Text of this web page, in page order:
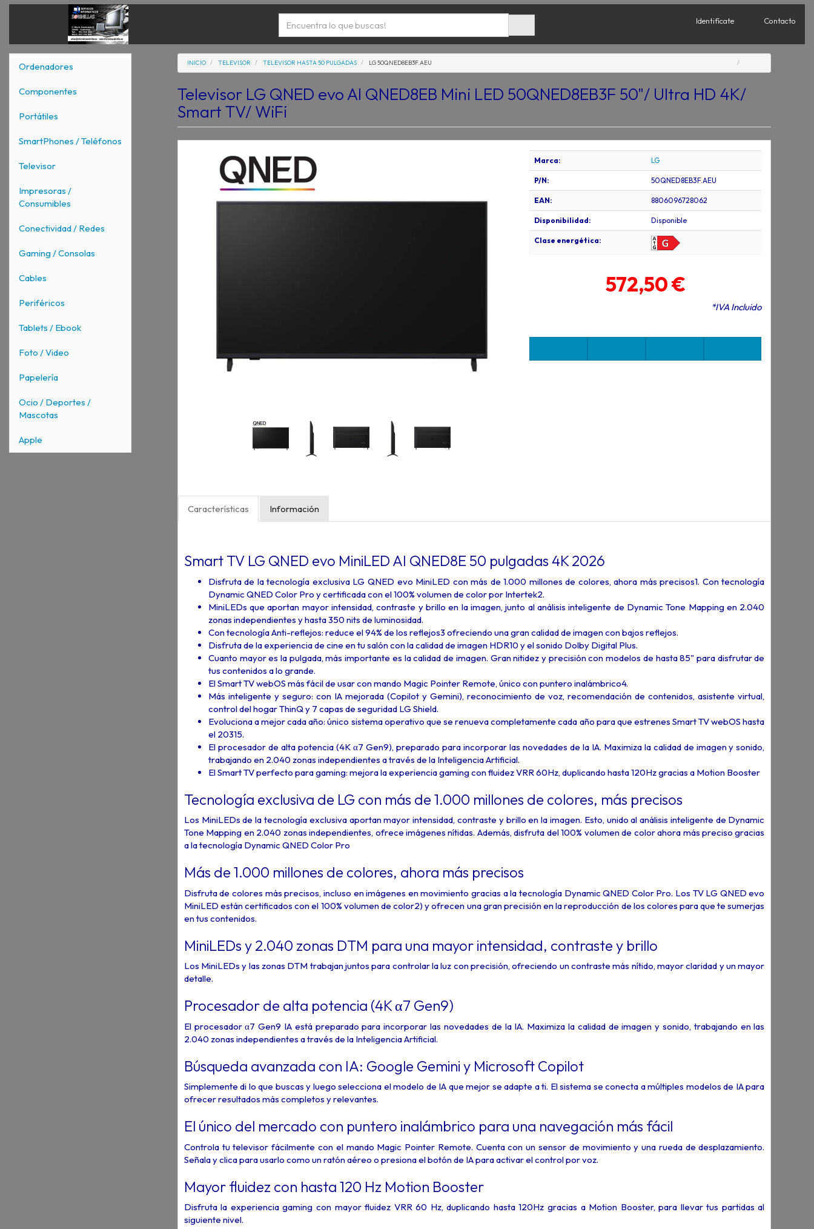
Identifícate Contacto
Ordenadores
Componentes
Portátiles
SmartPhones / Teléfonos
Televisor
Impresoras /
Consumibles
Conectividad / Redes
Gaming / Consolas
Cables
Periféricos
Tablets / Ebook
Foto / Video
Papelería
Ocio / Deportes /
Mascotas
Apple
INICIO TELEVISOR TELEVISOR HASTA 50 PULGADAS LG 50QNED8EB3F.AEU
Televisor LG QNED evo AI QNED8EB Mini LED 50QNED8EB3F 50"/ Ultra HD 4K/
Smart TV/ WiFi
Marca: LG
P/N: 50QNED8EB3F.AEU
EAN: 8806096728062
Disponibilidad: Disponible
Clase energética:
572,50 €
*IVA Incluido
Características Información
Smart TV LG QNED evo MiniLED AI QNED8E 50 pulgadas 4K 2026
Disfruta de la tecnología exclusiva LG QNED evo MiniLED con más de 1.000 millones de colores, ahora más precisos1. Con tecnología
Dynamic QNED Color Pro y certificada con el 100% volumen de color por Intertek2.
MiniLEDs que aportan mayor intensidad, contraste y brillo en la imagen, junto al análisis inteligente de Dynamic Tone Mapping en 2.040
zonas independientes y hasta 350 nits de luminosidad.
Con tecnología Anti-reflejos: reduce el 94% de los reflejos3 ofreciendo una gran calidad de imagen con bajos reflejos.
Disfruta de la experiencia de cine en tu salón con la calidad de imagen HDR10 y el sonido Dolby Digital Plus.
Cuanto mayor es la pulgada, más importante es la calidad de imagen. Gran nitidez y precisión con modelos de hasta 85" para disfrutar de
tus contenidos a lo grande.
El Smart TV webOS más fácil de usar con mando Magic Pointer Remote, único con puntero inalámbrico4.
Más inteligente y seguro: con IA mejorada (Copilot y Gemini), reconocimiento de voz, recomendación de contenidos, asistente virtual,
control del hogar ThinQ y 7 capas de seguridad LG Shield.
Evoluciona a mejor cada año: único sistema operativo que se renueva completamente cada año para que estrenes Smart TV webOS hasta
el 20315.
El procesador de alta potencia (4K α7 Gen9), preparado para incorporar las novedades de la IA. Maximiza la calidad de imagen y sonido,
trabajando en 2.040 zonas independientes a través de la Inteligencia Artificial.
El Smart TV perfecto para gaming: mejora la experiencia gaming con fluidez VRR 60Hz, duplicando hasta 120Hz gracias a Motion Booster
Tecnología exclusiva de LG con más de 1.000 millones de colores, más precisos
Los MiniLEDs de la tecnología exclusiva aportan mayor intensidad, contraste y brillo en la imagen. Esto, unido al análisis inteligente de Dynamic
Tone Mapping en 2.040 zonas independientes, ofrece imágenes nítidas. Además, disfruta del 100% volumen de color ahora más preciso gracias
a la tecnología Dynamic QNED Color Pro
Más de 1.000 millones de colores, ahora más precisos
Disfruta de colores más precisos, incluso en imágenes en movimiento gracias a la tecnología Dynamic QNED Color Pro. Los TV LG QNED evo
MiniLED están certificados con el 100% volumen de color2) y ofrecen una gran precisión en la reproducción de los colores para que te sumerjas
en tus contenidos.
MiniLEDs y 2.040 zonas DTM para una mayor intensidad, contraste y brillo
Los MiniLEDs y las zonas DTM trabajan juntos para controlar la luz con precisión, ofreciendo un contraste más nítido, mayor claridad y un mayor
detalle.
Procesador de alta potencia (4K α7 Gen9)
El procesador α7 Gen9 IA está preparado para incorporar las novedades de la IA. Maximiza la calidad de imagen y sonido, trabajando en las
2.040 zonas independientes a través de la Inteligencia Artificial.
Búsqueda avanzada con IA: Google Gemini y Microsoft Copilot
Simplemente di lo que buscas y luego selecciona el modelo de IA que mejor se adapte a ti. El sistema se conecta a múltiples modelos de IA para
ofrecer resultados más completos y relevantes.
El único del mercado con puntero inalámbrico para una navegación más fácil
Controla tu televisor fácilmente con el mando Magic Pointer Remote. Cuenta con un sensor de movimiento y una rueda de desplazamiento.
Señala y clica para usarlo como un ratón aéreo o presiona el botón de IA para activar el control por voz.
Mayor fluidez con hasta 120 Hz Motion Booster
Disfruta la experiencia gaming con mayor fluidez VRR 60 Hz, duplicando hasta 120Hz gracias a Motion Booster, para llevar tus partidas al
siguiente nivel.